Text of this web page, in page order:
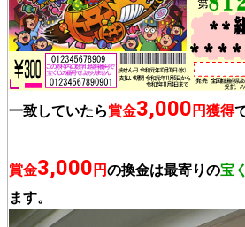
一致していたら賞金3,000 円獲得
賞金3,000 円の換金は最寄りの宝
ます。